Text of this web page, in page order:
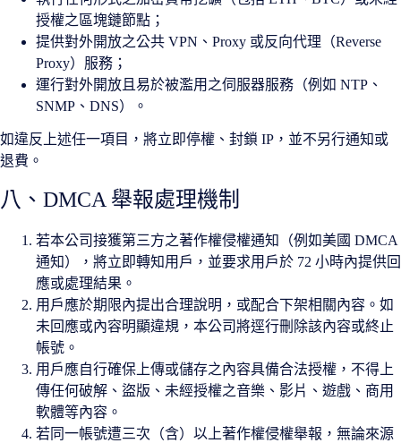
授權之區塊鏈節點；
提供對外開放之公共 VPN、Proxy 或反向代理（Reverse
Proxy）服務；
運行對外開放且易於被濫用之伺服器服務（例如 NTP、
SNMP、DNS）。
如違反上述任一項目，將立即停權、封鎖 IP，並不另行通知或
退費。
八、DMCA 舉報處理機制
若本公司接獲第三方之著作權侵權通知（例如美國 DMCA
通知），將立即轉知用戶，並要求用戶於 72 小時內提供回
應或處理結果。
用戶應於期限內提出合理說明，或配合下架相關內容。如
未回應或內容明顯違規，本公司將逕行刪除該內容或終止
帳號。
用戶應自行確保上傳或儲存之內容具備合法授權，不得上
傳任何破解、盜版、未經授權之音樂、影片、遊戲、商用
軟體等內容。
若同一帳號遭三次（含）以上著作權侵權舉報，無論來源